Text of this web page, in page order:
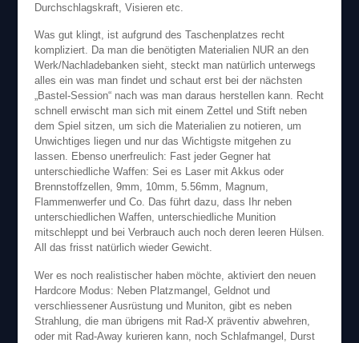
Durchschlagskraft, Visieren etc.
Was gut klingt, ist aufgrund des Taschenplatzes recht
kompliziert. Da man die benötigten Materialien NUR an den
Werk/Nachladebanken sieht, steckt man natürlich unterwegs
alles ein was man findet und schaut erst bei der nächsten
„Bastel-Session“ nach was man daraus herstellen kann. Recht
schnell erwischt man sich mit einem Zettel und Stift neben
dem Spiel sitzen, um sich die Materialien zu notieren, um
Unwichtiges liegen und nur das Wichtigste mitgehen zu
lassen. Ebenso unerfreulich: Fast jeder Gegner hat
unterschiedliche Waffen: Sei es Laser mit Akkus oder
Brennstoffzellen, 9mm, 10mm, 5.56mm, Magnum,
Flammenwerfer und Co. Das führt dazu, dass Ihr neben
unterschiedlichen Waffen, unterschiedliche Munition
mitschleppt und bei Verbrauch auch noch deren leeren Hülsen.
All das frisst natürlich wieder Gewicht.
Wer es noch realistischer haben möchte, aktiviert den neuen
Hardcore Modus: Neben Platzmangel, Geldnot und
verschliessener Ausrüstung und Muniton, gibt es neben
Strahlung, die man übrigens mit Rad-X präventiv abwehren,
oder mit Rad-Away kurieren kann, noch Schlafmangel, Durst